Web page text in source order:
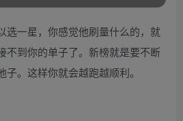
选一星，你感觉他刷量什么的，就
不到你的单子了。新榜就是要不断
。这样你就会越跑越顺利。